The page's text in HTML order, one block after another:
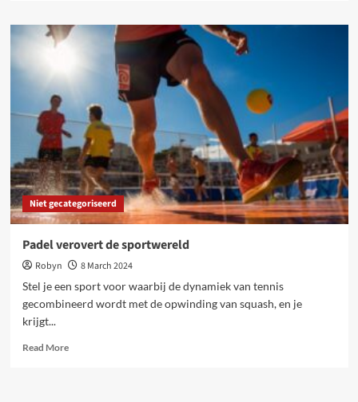
Waarom
financiering
is
ondernemers
Niet gecategoriseerd
Padel verovert de sportwereld
Robyn
8 March 2024
Stel je een sport voor waarbij de dynamiek van tennis
gecombineerd wordt met de opwinding van squash, en je
krijgt...
Read MoreRead